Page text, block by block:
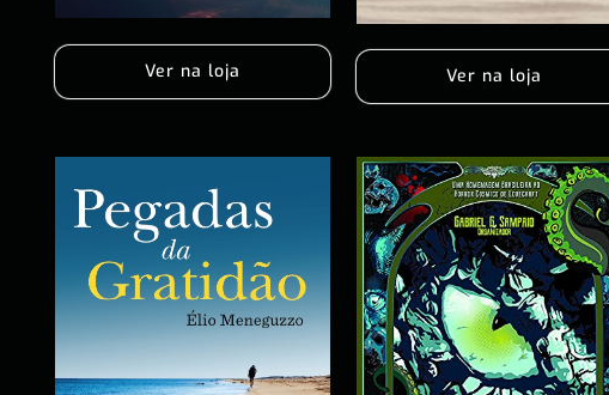
Ver na loja Ver na loja